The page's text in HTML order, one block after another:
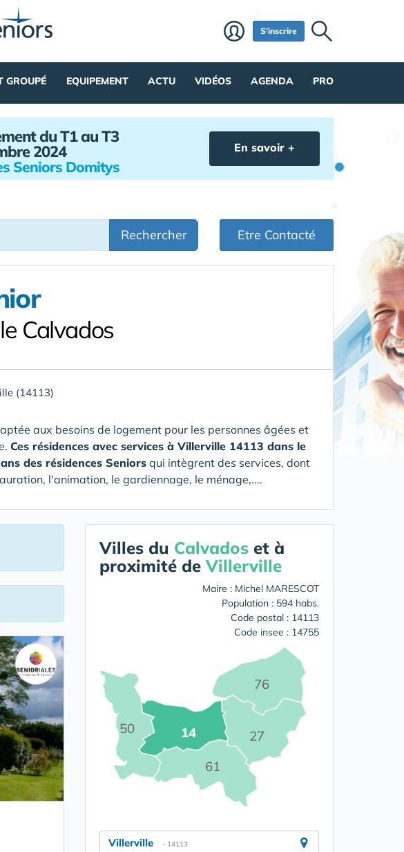
S'inscrire
GROUPÉ EQUIPEMENT ACTU VIDÉOS AGENDA PRO
du T1 au T3
2024
Seniors Domitys
En savoir +
Rechercher Etre Contacté
Calvados
(14113)
aux besoins de logement pour les personnes âgées et
Ces résidences avec services à Villerville 14113 dans le
des résidences Seniors qui intègrent des services, dont
l'animation, le gardiennage, le ménage,....
Villes du Calvados et à
proximité deVillerville
Maire : Michel MARESCOT
Population : 594 habs.
Code postal : 14113
Code insee : 14755
14 27
50
61
76
Villerville - 14113